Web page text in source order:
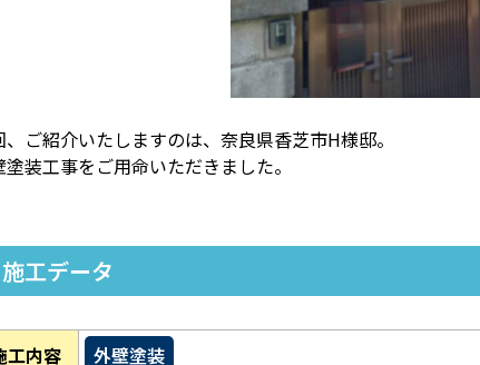
、ご紹介いたしますのは、奈良県香芝市H様邸。
塗装工事をご用命いただきました。
施工データ
工内容
外壁塗装